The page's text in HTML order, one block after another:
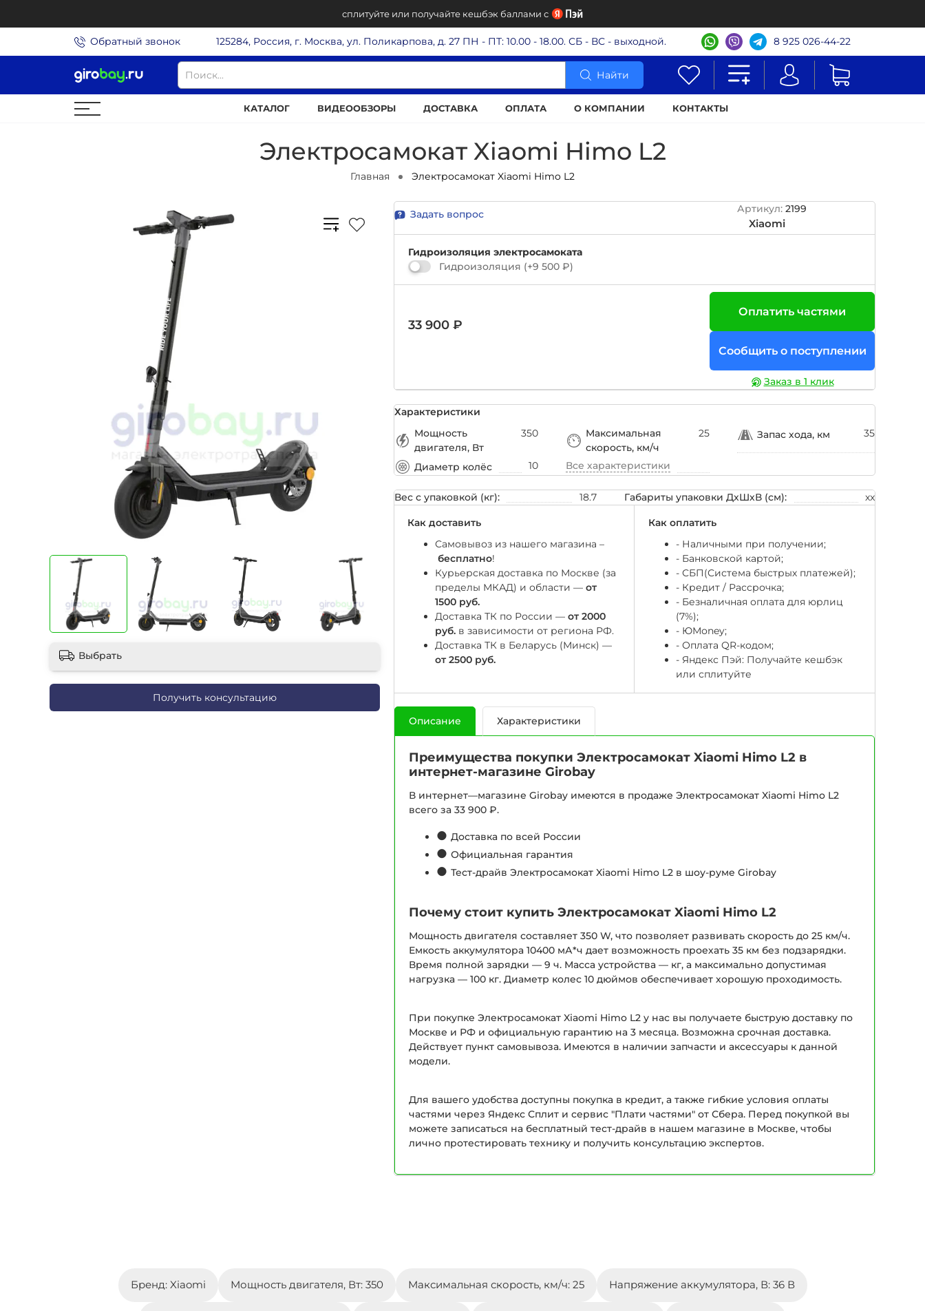
сплитуйте или получайте кешбэк баллами с
Обратный звонок 125284, Россия, г. Москва, ул. Поликарпова, д. 27 ПН - ПТ: 10.00 - 18.00. СБ - ВС - выходной. 8 925 026-44-22
Найти
КАТАЛОГ ВИДЕООБЗОРЫ ДОСТАВКА ОПЛАТА О КОМПАНИИ КОНТАКТЫ
Электросамокат Xiaomi Himo L2
Главная Электросамокат Xiaomi Himo L2
Выбрать
Получить консультацию
Задать вопрос Артикул: 2199
Xiaomi
Гидроизоляция электросамоката
Гидроизоляция (+9 500 ₽)
33 900 ₽
Оплатить частями
Сообщить о поступлении
Заказ в 1 клик
Характеристики
Мощность
двигателя, Вт
350
Максимальная
скорость, км/ч
25 Запас хода, км 35
Диаметр колёс 10 Все характеристики
Вес с упаковкой (кг): 18.7 Габариты упаковки ДхШхВ (см): xx
Как доставить
Самовывоз из нашего магазина –
бесплатно!
Курьерская доставка по Москве (за
пределы МКАД) и области — от
1500 руб.
Доставка ТК по России — от 2000
руб. в зависимости от региона РФ.
Доставка ТК в Беларусь (Минск) —
от 2500 руб.
Как оплатить
- Наличными при получении;
- Банковской картой;
- СБП(Система быстрых платежей);
- Кредит / Рассрочка;
- Безналичная оплата для юрлиц
(7%);
- ЮМоney;
- Оплата QR-кодом;
- Яндекс Пэй: Получайте кешбэк
или сплитуйте
Описание Характеристики
Преимущества покупки Электросамокат Xiaomi Himo L2 в
интернет-магазине Girobay
В интернет—магазине Girobay имеются в продаже Электросамокат Xiaomi Himo L2
всего за 33 900 ₽.
● Доставка по всей России
● Официальная гарантия
● Тест-драйв Электросамокат Xiaomi Himo L2 в шоу-руме Girobay
Почему стоит купить Электросамокат Xiaomi Himo L2
Мощность двигателя составляет 350 W, что позволяет развивать скорость до 25 км/ч.
Емкость аккумулятора 10400 мА*ч дает возможность проехать 35 км без подзарядки.
Время полной зарядки — 9 ч. Масса устройства — кг, а максимально допустимая
нагрузка — 100 кг. Диаметр колес 10 дюймов обеспечивает хорошую проходимость.
При покупке Электросамокат Xiaomi Himo L2 у нас вы получаете быструю доставку по
Москве и РФ и официальную гарантию на 3 месяца. Возможна срочная доставка.
Действует пункт самовывоза. Имеются в наличии запчасти и аксессуары к данной
модели.
Для вашего удобства доступны покупка в кредит, а также гибкие условия оплаты
частями через Яндекс Сплит и сервис "Плати частями" от Сбера. Перед покупкой вы
можете записаться на бесплатный тест-драйв в нашем магазине в Москве, чтобы
лично протестировать технику и получить консультацию экспертов.
Бренд: Xiaomi Мощность двигателя, Вт: 350 Максимальная скорость, км/ч: 25 Напряжение аккумулятора, В: 36 В